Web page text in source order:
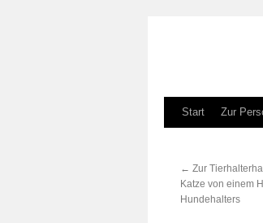
Zum
springen
Start Zur
← Zur
Katze von einem
Hundehalters